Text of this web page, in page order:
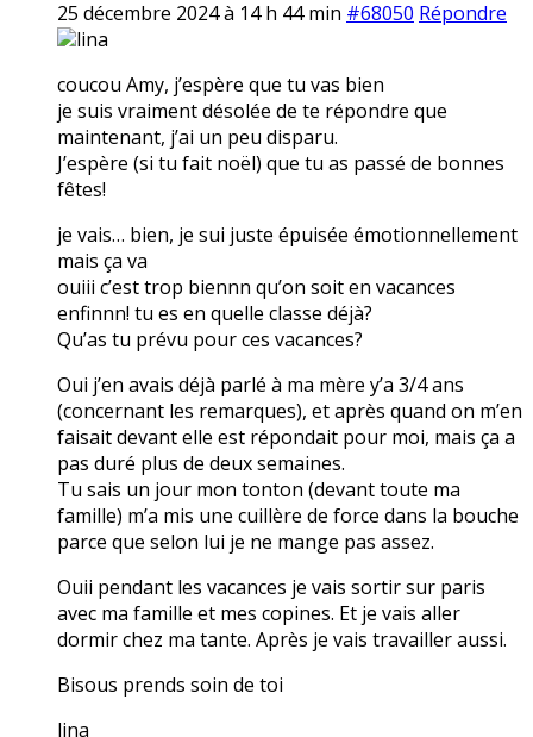
25 décembre 2024 à 14 h 44 min #68050 Répondre
lina
coucou Amy, j’espère que tu vas bien
je suis vraiment désolée de te répondre que
maintenant, j’ai un peu disparu.
J’espère (si tu fait noël) que tu as passé de bonnes
fêtes!
je vais… bien, je sui juste épuisée émotionnellement
mais ça va
ouiii c’est trop biennn qu’on soit en vacances
enfinnn! tu es en quelle classe déjà?
Qu’as tu prévu pour ces vacances?
Oui j’en avais déjà parlé à ma mère y’a 3/4 ans
(concernant les remarques), et après quand on m’en
faisait devant elle est répondait pour moi, mais ça a
pas duré plus de deux semaines.
Tu sais un jour mon tonton (devant toute ma
famille) m’a mis une cuillère de force dans la bouche
parce que selon lui je ne mange pas assez.
Ouii pendant les vacances je vais sortir sur paris
avec ma famille et mes copines. Et je vais aller
dormir chez ma tante. Après je vais travailler aussi.
Bisous prends soin de toi
lina